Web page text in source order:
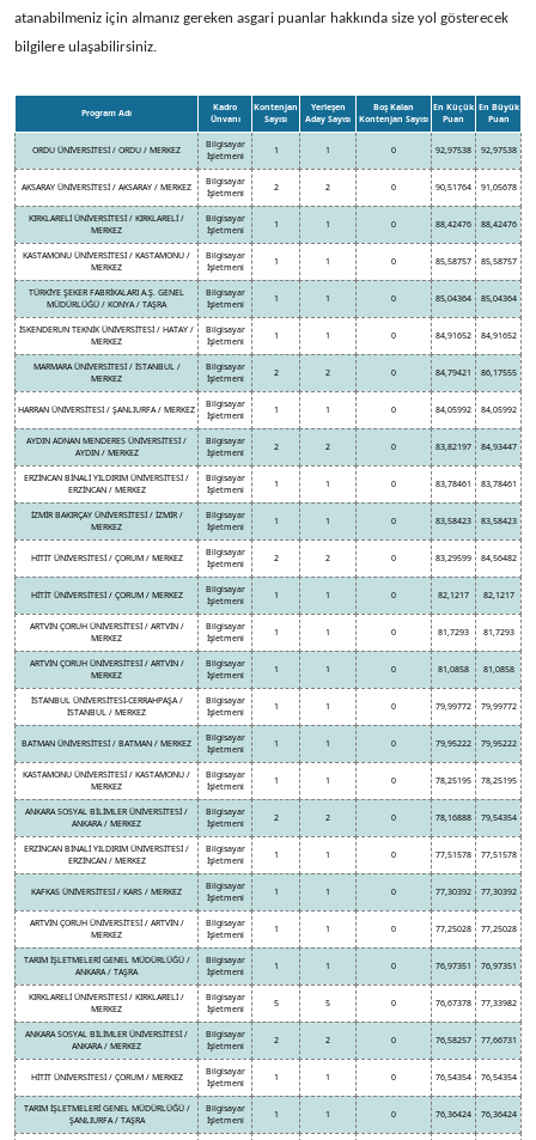
atanabilmeniz için almanız gereken asgari puanlar hakkında size yol gösterecek
bilgilere ulaşabilirsiniz.
Program Adı
Kadro
Ünvanı
Kontenjan
Sayısı
Yerleşen
Aday Sayısı
Boş Kalan
Kontenjan Sayısı
En Küçük
Puan
En Büyük
Puan
ORDU ÜNİVERSİTESİ / ORDU / MERKEZ
Bilgisayar
İşletmeni
1 1 0 92,97538 92,97538
AKSARAY ÜNİVERSİTESİ / AKSARAY / MERKEZ
Bilgisayar
İşletmeni
2 2 0 90,51764 91,05678
KIRKLARELİ ÜNİVERSİTESİ / KIRKLARELİ /
MERKEZ
Bilgisayar
İşletmeni
1 1 0 88,42476 88,42476
KASTAMONU ÜNİVERSİTESİ / KASTAMONU /
MERKEZ
Bilgisayar
İşletmeni
1 1 0 85,58757 85,58757
TÜRKİYE ŞEKER FABRİKALARI A.Ş. GENEL
MÜDÜRLÜĞÜ / KONYA / TAŞRA
Bilgisayar
İşletmeni
1 1 0 85,04364 85,04364
İSKENDERUN TEKNİK ÜNİVERSİTESİ / HATAY /
MERKEZ
Bilgisayar
İşletmeni
1 1 0 84,91652 84,91652
MARMARA ÜNİVERSİTESİ / İSTANBUL /
MERKEZ
Bilgisayar
İşletmeni
2 2 0 84,79421 86,17555
HARRAN ÜNİVERSİTESİ / ŞANLIURFA / MERKEZ
Bilgisayar
İşletmeni
1 1 0 84,05992 84,05992
AYDIN ADNAN MENDERES ÜNİVERSİTESİ /
AYDIN / MERKEZ
Bilgisayar
İşletmeni
2 2 0 83,82197 84,93447
ERZİNCAN BİNALİ YILDIRIM ÜNİVERSİTESİ /
ERZİNCAN / MERKEZ
Bilgisayar
İşletmeni
1 1 0 83,78461 83,78461
İZMİR BAKIRÇAY ÜNİVERSİTESİ / İZMİR /
MERKEZ
Bilgisayar
İşletmeni
1 1 0 83,58423 83,58423
HİTİT ÜNİVERSİTESİ / ÇORUM / MERKEZ
Bilgisayar
İşletmeni
2 2 0 83,29599 84,56482
HİTİT ÜNİVERSİTESİ / ÇORUM / MERKEZ
Bilgisayar
İşletmeni
1 1 0 82,1217 82,1217
ARTVİN ÇORUH ÜNİVERSİTESİ / ARTVİN /
MERKEZ
Bilgisayar
İşletmeni
1 1 0 81,7293 81,7293
ARTVİN ÇORUH ÜNİVERSİTESİ / ARTVİN /
MERKEZ
Bilgisayar
İşletmeni
1 1 0 81,0858 81,0858
İSTANBUL ÜNİVERSİTESİ-CERRAHPAŞA /
İSTANBUL / MERKEZ
Bilgisayar
İşletmeni
1 1 0 79,99772 79,99772
BATMAN ÜNİVERSİTESİ / BATMAN / MERKEZ
Bilgisayar
İşletmeni
1 1 0 79,95222 79,95222
KASTAMONU ÜNİVERSİTESİ / KASTAMONU /
MERKEZ
Bilgisayar
İşletmeni
1 1 0 78,25195 78,25195
ANKARA SOSYAL BİLİMLER ÜNİVERSİTESİ /
ANKARA / MERKEZ
Bilgisayar
İşletmeni
2 2 0 78,16888 79,54354
ERZİNCAN BİNALİ YILDIRIM ÜNİVERSİTESİ /
ERZİNCAN / MERKEZ
Bilgisayar
İşletmeni
1 1 0 77,51578 77,51578
KAFKAS ÜNİVERSİTESİ / KARS / MERKEZ
Bilgisayar
İşletmeni
1 1 0 77,30392 77,30392
ARTVİN ÇORUH ÜNİVERSİTESİ / ARTVİN /
MERKEZ
Bilgisayar
İşletmeni
1 1 0 77,25028 77,25028
TARIM İŞLETMELERİ GENEL MÜDÜRLÜĞÜ /
ANKARA / TAŞRA
Bilgisayar
İşletmeni
1 1 0 76,97351 76,97351
KIRKLARELİ ÜNİVERSİTESİ / KIRKLARELİ /
MERKEZ
Bilgisayar
İşletmeni
5 5 0 76,67378 77,33982
ANKARA SOSYAL BİLİMLER ÜNİVERSİTESİ /
ANKARA / MERKEZ
Bilgisayar
İşletmeni
2 2 0 76,58257 77,66731
HİTİT ÜNİVERSİTESİ / ÇORUM / MERKEZ
Bilgisayar
İşletmeni
1 1 0 76,54354 76,54354
TARIM İŞLETMELERİ GENEL MÜDÜRLÜĞÜ /
ŞANLIURFA / TAŞRA
Bilgisayar
İşletmeni
1 1 0 76,36424 76,36424